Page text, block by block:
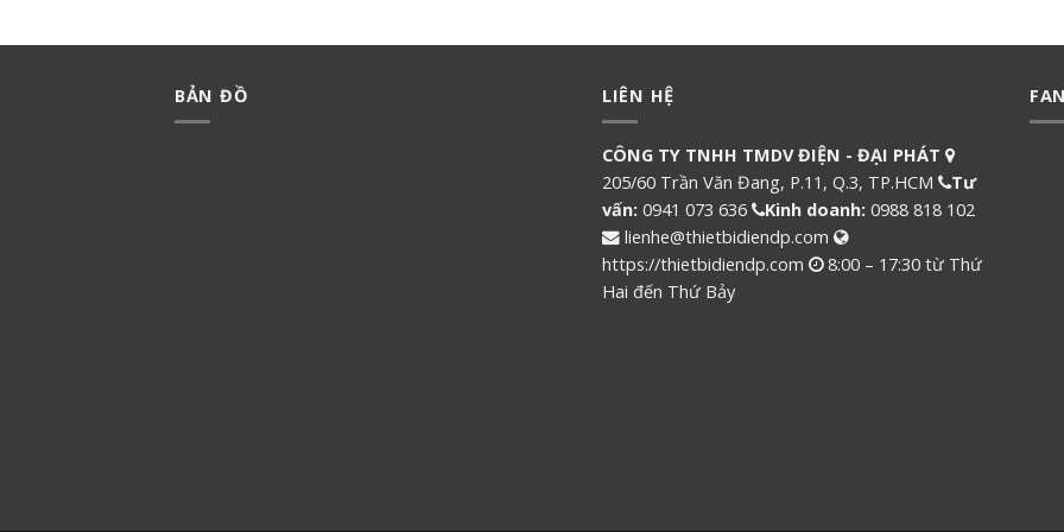
BẢN ĐỒ LIÊN HỆ
CÔNG TY TNHH TMDV ĐIỆN - ĐẠI PHÁT
205/60 Trần Văn Đang, P.11, Q.3, TP.HCM
Tư
vấn: 0941 073 636 Kinh doanh: 0988 818 102
lienhe@thietbidiendp.com
https://thietbidiendp.com
8:00 – 17:30 từ Thứ
Hai đến Thứ Bảy